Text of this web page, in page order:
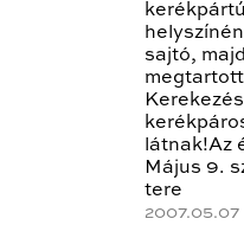
sajtó,
látnak!Az
Május 9.
tere
2007.05.07